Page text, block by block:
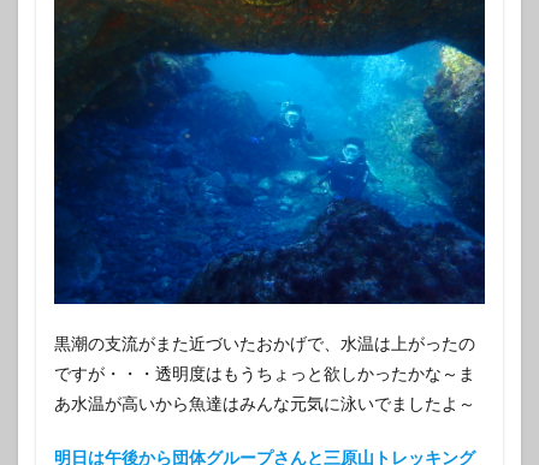
黒潮の支流がまた近づいたおかげで、水温は上がったの
ですが・・・透明度はもうちょっと欲しかったかな～ま
あ水温が高いから魚達はみんな元気に泳いでましたよ～
明日は午後から団体グループさんと三原山トレッキング